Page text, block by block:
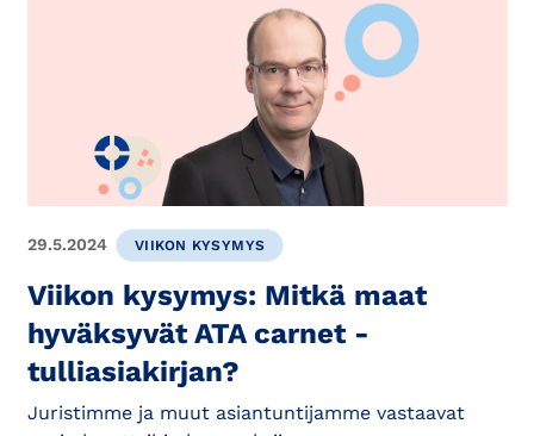
29.5.2024 VIIKON KYSYMYS
Viikon kysymys: Mitkä maat
hyväksyvät ATA carnet -
tulliasiakirjan?
Juristimme ja muut asiantuntijamme vastaavat